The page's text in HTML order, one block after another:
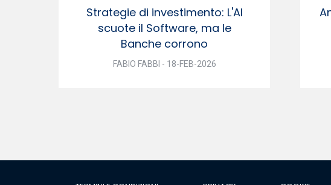
Strategie di investimento: L'AI
scuote il Software, ma le
Banche corrono
FABIO FABBI - 18-FEB-2026